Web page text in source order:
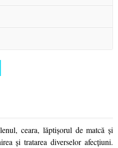
ceara, lăptişorul de matcă şi
şi tratarea diverselor afecţiuni.